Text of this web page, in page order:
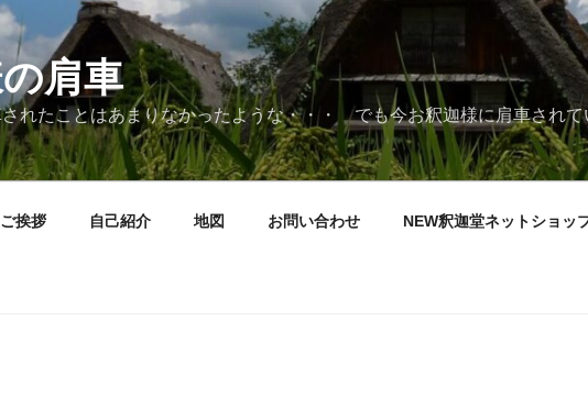
肩車
れたことはあまりなかったような・・・ でも今お釈迦様に肩車されて
ご挨拶 自己紹介 地図 お問い合わせ NEW釈迦堂ネットショッ